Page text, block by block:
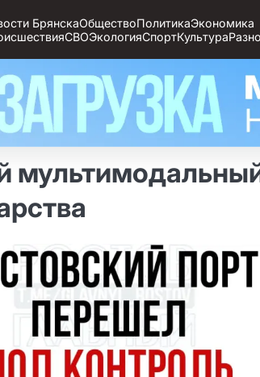
БрянскаОбществоПолитикаЭкономика
СВОЭкологияСпортКультура